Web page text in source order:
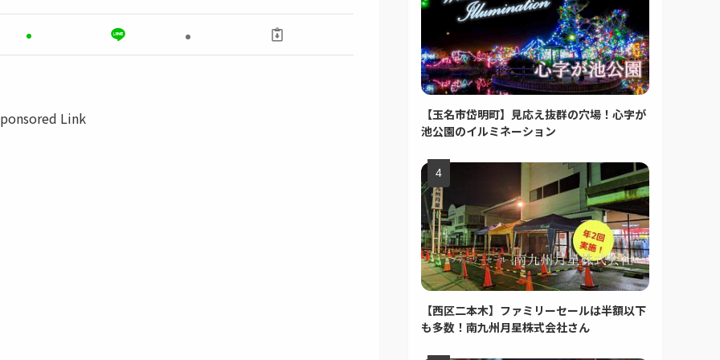
Link
【玉名市岱明町】見応え抜群の穴場！心字が
池公園のイルミネーション
【西区二本木】ファミリーセールは半額以下
も多数！南九州月星株式会社さん